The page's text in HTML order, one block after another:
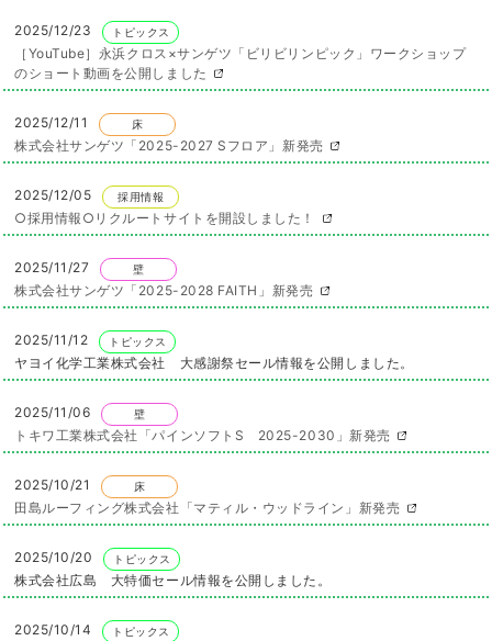
2025/12/23 トピックス
［YouTube］永浜クロス×サンゲツ「ビリビリンピック」ワークショップ
のショート動画を公開しました
2025/12/11 床
株式会社サンゲツ「2025-2027 Sフロア」新発売
2025/12/05 採用情報
○採用情報○リクルートサイトを開設しました！
2025/11/27 壁
株式会社サンゲツ「2025-2028 FAITH」新発売
2025/11/12 トピックス
ヤヨイ化学工業株式会社 大感謝祭セール情報を公開しました。
2025/11/06 壁
トキワ工業株式会社「パインソフトS 2025-2030」新発売
2025/10/21 床
田島ルーフィング株式会社「マティル・ウッドライン」新発売
2025/10/20 トピックス
株式会社広島 大特価セール情報を公開しました。
2025/10/14 トピックス